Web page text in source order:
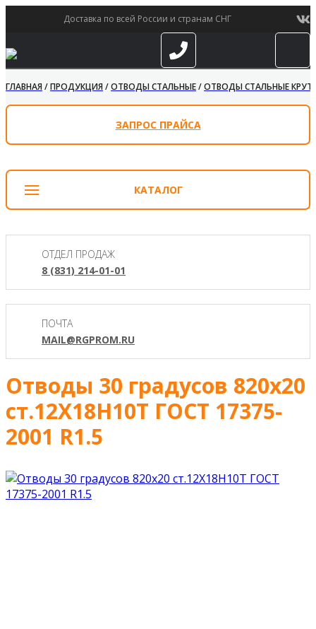
Доставка по всей России и странам СНГ
ГЛАВНАЯ/ПРОДУКЦИЯ/ОТВОДЫ СТАЛЬНЫЕ/ОТВОДЫ СТАЛЬНЫЕ
ЗАПРОС ПРАЙСА
КАТАЛОГ
ОТДЕЛ ПРОДАЖ
8 (831) 214-01-01
ПОЧТА
MAIL@RGPROM.RU
Отводы 30 градусов 820х20
ст.12Х18Н10Т ГОСТ 17375-
2001 R1.5